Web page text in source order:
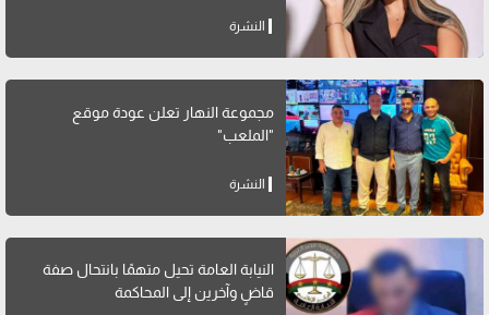
النشرة
مجموعة النهار تعلن عودة موقع
"الملعب"
النشرة
النيابة العامة تحيل متهمًا بانتحال صفة
قاضٍ وآخرين إلى المحاكمة